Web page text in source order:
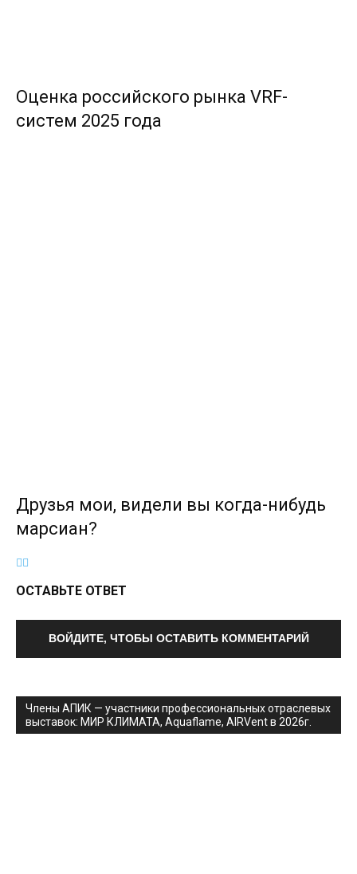
Оценка российского рынка VRF-
систем 2025 года
Друзья мои, видели вы когда-нибудь
марсиан?
ОСТАВЬТЕ ОТВЕТ
ВОЙДИТЕ, ЧТОБЫ ОСТАВИТЬ КОММЕНТАРИЙ
Члены АПИК — участники профессиональных отраслевых
выставок: МИР КЛИМАТА, Aquaflame, AIRVent в 2026г.